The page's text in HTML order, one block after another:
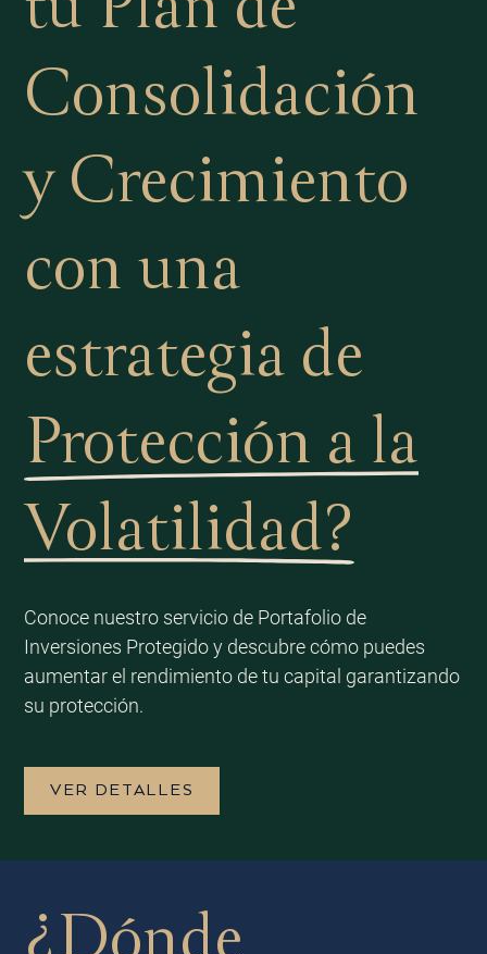
Consolidación
y Crecimiento
con una
estrategia de
Protección a la
Volatilidad?
Conoce nuestro servicio de Portafolio de
Inversiones Protegido y descubre cómo puedes
aumentar el rendimiento de tu capital garantizando
su protección.
VER DETALLES